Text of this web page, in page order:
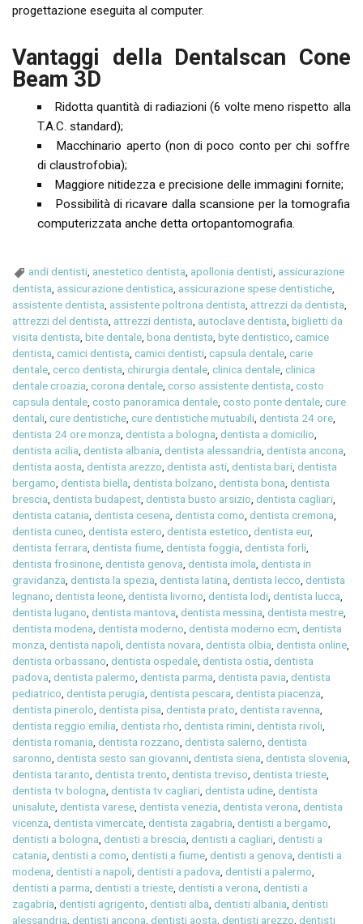
progettazione eseguita al computer.
Vantaggi della Dentalscan Cone
Beam 3D
Ridotta quantità di radiazioni (6 volte meno rispetto alla
T.A.C. standard);
Macchinario aperto (non di poco conto per chi soffre
di claustrofobia);
Maggiore nitidezza e precisione delle immagini fornite;
Possibilità di ricavare dalla scansione per la tomografia
computerizzata anche detta ortopantomografia.
andi dentisti anestetico dentista apollonia dentisti assicurazione
dentista, assicurazione dentistica, assicurazione spese dentistiche,
assistente dentista, assistente poltrona dentista, attrezzi da dentista,
attrezzi del dentista, attrezzi dentista, autoclave dentista,biglietti da
visita dentista,bite dentale,bona dentista,byte dentistico,camice
dentista,camici dentista,camici dentisti,capsula dentale,carie
dentale,cerco dentista,chirurgia dentale,clinica dentale,clinica
dentale croazia,corona dentale,corso assistente dentista,costo
capsula dentale,costo panoramica dentale,costo ponte dentale,cure
dentali,cure dentistiche,cure dentistiche mutuabili,dentista 24 ore,
dentista 24 ore monza,dentista a bologna,dentista a domicilio,
dentista acilia,dentista albania,dentista alessandria,dentista ancona,
dentista aosta,dentista arezzo,dentista asti,dentista bari,dentista
bergamo,dentista biella,dentista bolzano,dentista bona,dentista
brescia,dentista budapest,dentista busto arsizio,dentista cagliari,
dentista catania,dentista cesena,dentista como,dentista cremona,
dentista cuneo,dentista estero,dentista estetico,dentista eur,
dentista ferrara,dentista fiume,dentista foggia,dentista forli,
dentista frosinone,dentista genova,dentista imola,dentista in
gravidanza,dentista la spezia,dentista latina,dentista lecco,dentista
legnano,dentista leone,dentista livorno,dentista lodi,dentista lucca,
dentista lugano,dentista mantova,dentista messina,dentista mestre,
dentista modena,dentista moderno,dentista moderno ecm,dentista
monza,dentista napoli,dentista novara,dentista olbia,dentista online,
dentista orbassano,dentista ospedale,dentista ostia,dentista
padova,dentista palermo,dentista parma,dentista pavia,dentista
pediatrico,dentista perugia,dentista pescara,dentista piacenza,
dentista pinerolo,dentista pisa,dentista prato,dentista ravenna,
dentista reggio emilia,dentista rho,dentista rimini,dentista rivoli,
dentista romania,dentista rozzano,dentista salerno,dentista
saronno,dentista sesto san giovanni,dentista siena,dentista slovenia,
dentista taranto,dentista trento,dentista treviso,dentista trieste,
dentista tv bologna,dentista tv cagliari,dentista udine,dentista
unisalute,dentista varese,dentista venezia,dentista verona,dentista
vicenza,dentista vimercate,dentista zagabria,dentisti a bergamo,
dentisti a bologna,dentisti a brescia,dentisti a cagliari,dentisti a
catania,dentisti a como,dentisti a fiume,dentisti a genova,dentisti a
modena,dentisti a napoli,dentisti a padova,dentisti a palermo,
dentisti a parma,dentisti a trieste,dentisti a verona,dentisti a
zagabria,dentisti agrigento,dentisti alba,dentisti albania,dentisti
alessandria,dentisti ancona,dentisti aosta,dentisti arezzo,dentisti